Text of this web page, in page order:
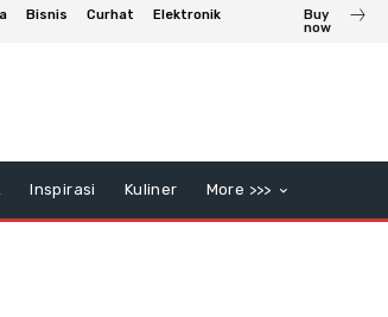
Bisnis Curhat
Elektronik
Buy
now
Inspirasi Kuliner More >>>